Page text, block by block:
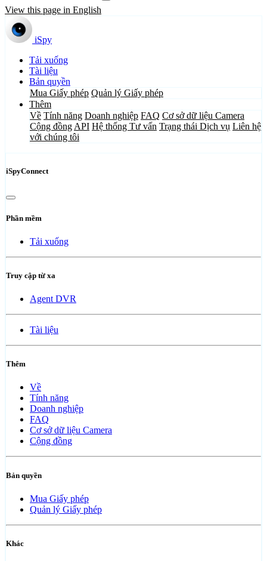
View this page in English
iSpy
Tải xuống
Tài liệu
Bản quyền
Mua Giấy phép Quản lý Giấy phép
Thêm
Về Tính năng Doanh nghiệp FAQ Cơ sở dữ liệu Camera
Cộng đồng API Hệ thống Tư vấn Trạng thái Dịch vụ Liên hệ
với chúng tôi
iSpyConnect
Phần mềm
Tải xuống
Truy cập từ xa
Agent DVR
Tài liệu
Thêm
Về
Tính năng
Doanh nghiệp
FAQ
Cơ sở dữ liệu Camera
Cộng đồng
Bản quyền
Mua Giấy phép
Quản lý Giấy phép
Khác